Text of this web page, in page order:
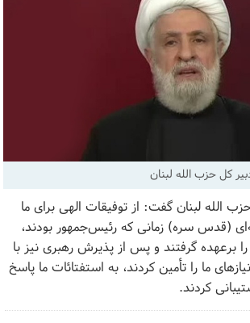
کل حزب الله لبنان
الله لبنان گفت: از توفیقات الهی برای ما
(قدس سره) زمانی که رئیس‌جمهور بودند،
برعهده گرفتند و پس از پذیرش رهبری نیز با
ما را تأمین کردند، به استفتائات ما پاسخ
کردند.